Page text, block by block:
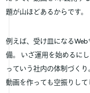
題が山ほどあるからです。
例えば、受け皿になる
備。 いざ運用を始めるに
っていう社内の体制づく
動画を作っても空振りして